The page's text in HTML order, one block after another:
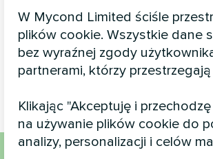
W Mycond Limited ściśle
plików cookie. Wszystkie dane
bez wyraźnej zgody
partnerami, którzy
Klikając "Akceptuję i
na używanie plików cookie do
analizy, personalizacji i celów